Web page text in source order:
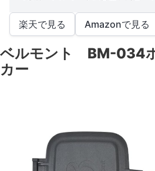
楽天で見る Amazonで見る
ベルモント BM-034
カー